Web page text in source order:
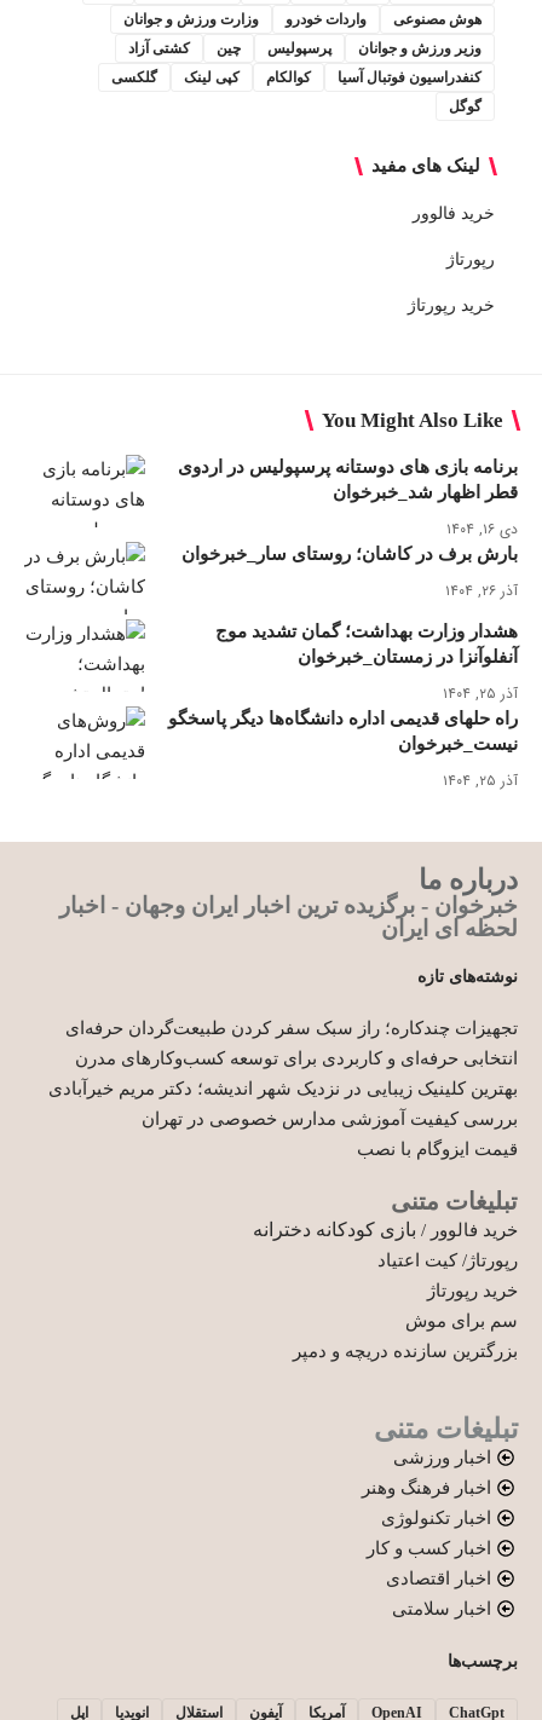
هوش مصنوعی
واردات خودرو
وزارت ورزش و جوانان
وزیر ورزش و جوانان
پرسپولیس چین
کشتی آزاد
کنفدراسیون فوتبال آسیا
کوالکام کپی لینک
گلکسی
گوگل
لینک های مفید
خرید فالوور
رپورتاژ
خرید رپورتاژ
You Might Also Like
برنامه بازی های دوستانه پرسپولیس در اردوی
قطر اظهار شد_خبرخوان
دی ۱۶, ۱۴۰۴
بارش برف در کاشان؛ روستای سار_خبرخوان
آذر ۲۶, ۱۴۰۴
هشدار وزارت بهداشت؛ گمان تشدید موج
آنفلوآنزا در زمستان_خبرخوان
آذر ۲۵, ۱۴۰۴
راه حلهای قدیمی اداره دانشگاه‌ها دیگر پاسخگو
نیست_خبرخوان
آذر ۲۵, ۱۴۰۴
درباره ما
خبرخوان - برگزیده ترین اخبار ایران وجهان - اخبار
لحظه ای ایران
نوشته‌های تازه
تجهیزات چندکاره؛ راز سبک سفر کردن طبیعت‌گردان حرفه‌ای
انتخابی حرفه‌ای و کاربردی برای توسعه کسب‌وکارهای مدرن
بهترین کلینیک زیبایی در نزدیک شهر اندیشه؛ دکتر مریم خیرآبادی
بررسی کیفیت آموزشی مدارس خصوصی در تهران
قیمت ایزوگام با نصب
تبلیغات متنی
خرید فالوور / بازی کودکانه دخترانه
رپورتاژ/کیت اعتیاد
خرید رپورتاژ
سم برای موش
بزرگترین سازنده دریچه و دمپر
تبلیغات متنی
اخبار ورزشی
اخبار فرهنگ وهنر
اخبار تکنولوژی
اخبار کسب و کار
اخبار اقتصادی
اخبار سلامتی
برچسب‌ها
ChatGpt
OpenAI آمریکا آیفون استقلال انویدیا اپل